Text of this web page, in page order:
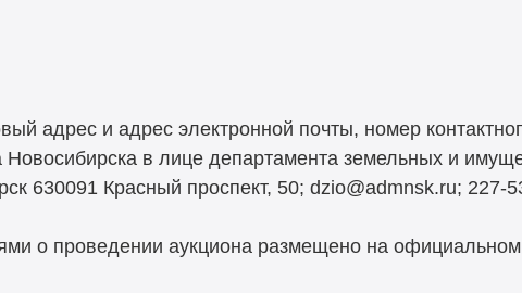
адрес и адрес электронной почты, номер
в лице департамента земельных и
630091 Красный проспект, 50; dzio@admnsk.ru; 227-
о проведении аукциона размещено на официальном